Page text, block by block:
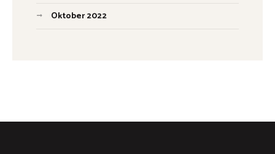
Oktober 2022